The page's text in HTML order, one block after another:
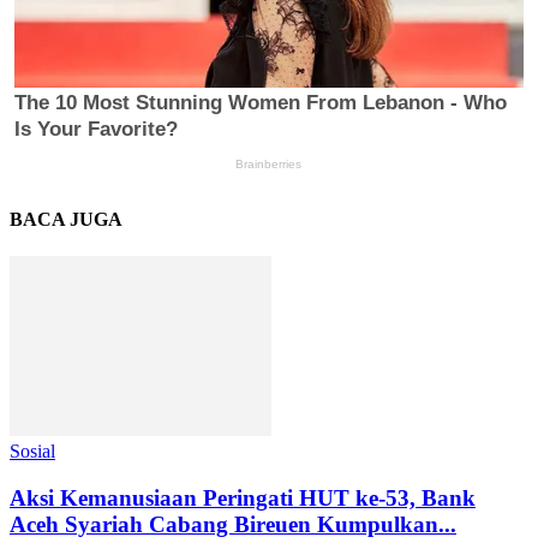
BACA JUGA
Sosial
Aksi Kemanusiaan Peringati HUT ke-53, Bank
Aceh Syariah Cabang Bireuen Kumpulkan...